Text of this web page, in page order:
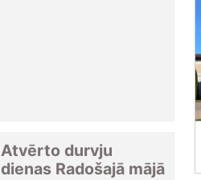
Atvērto durvju
dienas Radošajā mājā